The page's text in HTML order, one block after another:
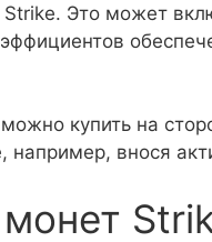
Это может
купить на
например, внося